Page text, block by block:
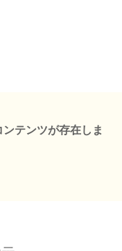
テンツが存在しま